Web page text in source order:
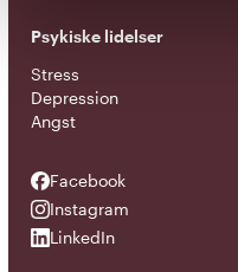
Psykiske lidelser
Stress
Depression
Angst
Facebook
Facebook
Instagram
Instagram
LinkedIn
LinkedIn